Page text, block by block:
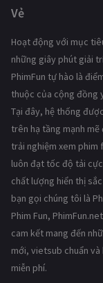
Vẻ
Hoạt động với mục
những giây phút giải
PhimFun tự hào là
thuộc của cộng đồng
Tại đây, hệ thống
trên hạ tầng mạnh mẽ
trải nghiệm xem phim
luôn đạt tốc độ tải
chất lượng hiển thị
bạn gọi chúng tôi là
Phim Fun,
cam kết mang đến
mới, vietsub chuẩn và
miễn phí.